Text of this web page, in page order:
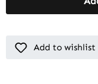
Add to wishlist